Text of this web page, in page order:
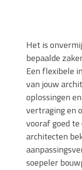
Het is
bepaalde
Een flexibele
van jouw
oplossingen
vertraging en
vooraf goed
architecten
soepeler